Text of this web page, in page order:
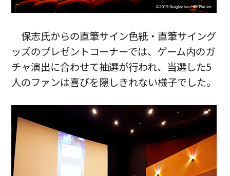
保志氏からの直筆サイン色紙・直筆サイング
ッズのプレゼントコーナーでは、ゲーム内のガ
チャ演出に合わせて抽選が行われ、当選した5
人のファンは喜びを隠しきれない様子でした。